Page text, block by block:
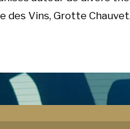
des Vins, Grotte